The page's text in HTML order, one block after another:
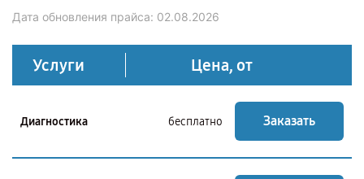
Дата обновления прайса: 02.08.2026
Услуги Цена, от
Диагностика бесплатно Заказать